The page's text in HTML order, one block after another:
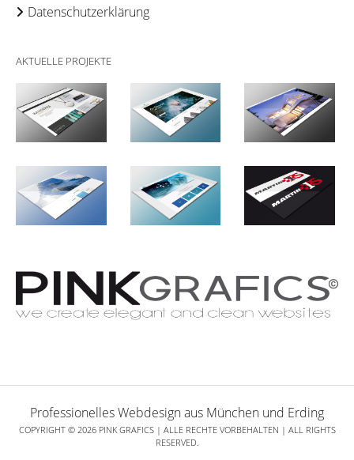
Datenschutzerklärung
AKTUELLE PROJEKTE
Professionelles Webdesign aus München und Erding
COPYRIGHT © 2026 PINK GRAFICS | ALLE RECHTE VORBEHALTEN | ALL RIGHTS
RESERVED.